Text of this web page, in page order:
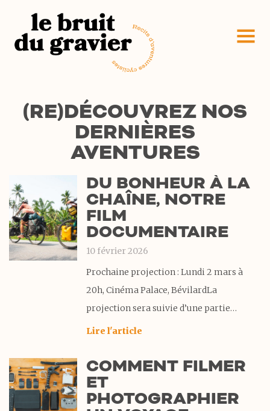
(RE)DÉCOUVREZ NOS
DERNIÈRES
AVENTURES
DU BONHEUR À LA
CHAÎNE, NOTRE
FILM
DOCUMENTAIRE
10 février 2026
Prochaine projection : Lundi 2 mars à
20h, Cinéma Palace, BévilardLa
projection sera suivie d’une partie
questions-réponses puis d’un petit apéro
de vous y rencontrer !Billetterie et infos
sur le site du cinéma Surprise Un an
après notre retour de voyage, il
Lire l'article
COMMENT FILMER
ET
PHOTOGRAPHIER